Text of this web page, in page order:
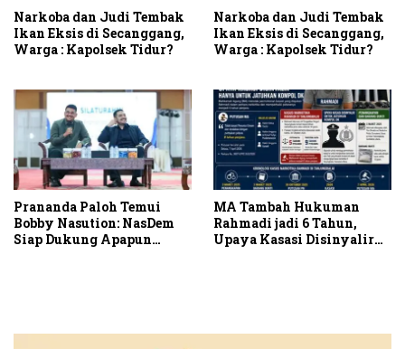
Narkoba dan Judi Tembak
Ikan Eksis di Secanggang,
Warga : Kapolsek Tidur?
Narkoba dan Judi Tembak
Ikan Eksis di Secanggang,
Warga : Kapolsek Tidur?
Prananda Paloh Temui
Bobby Nasution: NasDem
Siap Dukung Apapun
MA Tambah Hukuman
Rahmadi jadi 6 Tahun,
Upaya Kasasi Disinyalir